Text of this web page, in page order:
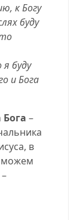
к Богу
буду
буду
и Бога
–
в
можем